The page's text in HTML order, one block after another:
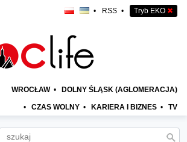
• RSS • Tryb EKO ✖
WROCŁAW • DOLNY ŚLĄSK (AGLOMERACJA)
• CZAS WOLNY • KARIERA I BIZNES • TV